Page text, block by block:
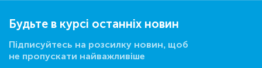
Будьте в курсі останніх новин
Підписуйтесь на розсилку новин, щоб
не пропускати найважливіше